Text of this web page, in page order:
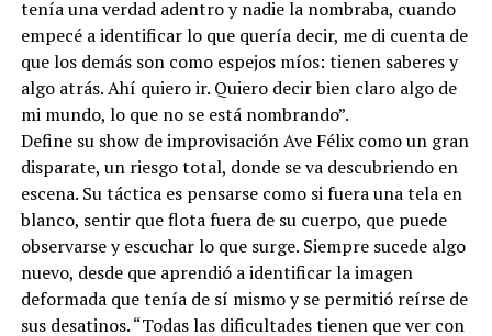
tenía una verdad adentro y nadie la nombraba, cuando
empecé a identificar lo que quería decir, me di cuenta de
que los demás son como espejos míos: tienen saberes y
algo atrás. Ahí quiero ir. Quiero decir bien claro algo de
mi mundo, lo que no se está nombrando”.
Define su show de improvisación Ave Félix como un gran
disparate, un riesgo total, donde se va descubriendo en
escena. Su táctica es pensarse como si fuera una tela en
blanco, sentir que flota fuera de su cuerpo, que puede
observarse y escuchar lo que surge. Siempre sucede algo
nuevo, desde que aprendió a identificar la imagen
deformada que tenía de sí mismo y se permitió reírse de
sus desatinos. “Todas las dificultades tienen que ver con